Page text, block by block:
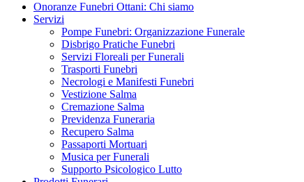
Onoranze Funebri Ottani: Chi siamo
Servizi
Pompe Funebri: Organizzazione Funerale
Disbrigo Pratiche Funebri
Servizi Floreali per Funerali
Trasporti Funebri
Necrologi e Manifesti Funebri
Vestizione Salma
Cremazione Salma
Previdenza Funeraria
Recupero Salma
Passaporti Mortuari
Musica per Funerali
Supporto Psicologico Lutto